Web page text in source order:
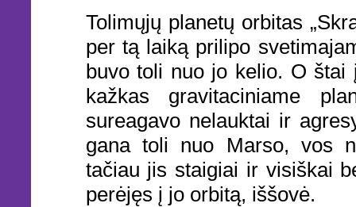
Tolimųjų planetų orbitas
per tą laiką prilipo
buvo toli nuo jo kelio. O
kažkas gravitaciniame
sureagavo nelauktai ir
gana toli nuo Marso, vos
tačiau jis staigiai ir visiškai
perėjęs į jo orbitą, iššovė.